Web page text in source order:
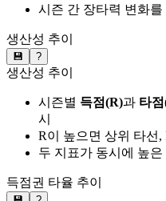
시즌 간 장타력 변화
생산성 추이
💾 ?
생산성 추이
시즌별 득점(R)과 타
시
R이 높으면 상위 타선
두 지표가 동시에 높
득점권 타율 추이